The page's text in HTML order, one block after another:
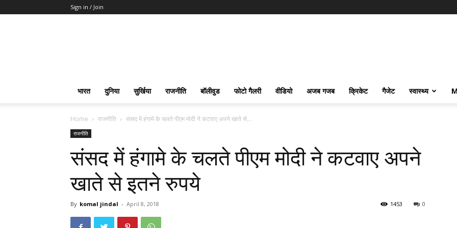
Sign in / Join
भारत दुनिया सुर्खिया राजनीति बॉलीवुड फोटो गैलरी वीडियो अजब गजब क्रिकेट गैजेट स्वास्थ्य
Home राजनीति संसद में हंगामे के चलते पीएम मोदी ने कटवाए अपने खाते से...
राजनीति
संसद में हंगामे के चलते पीएम मोदी ने कटवाए अपने
खाते से इतने रुपये
By komal jindal - April 8, 2018 0
1453